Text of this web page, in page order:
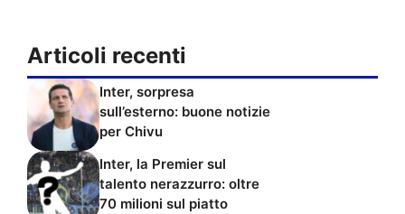
Articoli recenti
Inter, sorpresa
sull’esterno: buone notizie
per Chivu
Inter, la Premier sul
talento nerazzurro: oltre
70 milioni sul piatto